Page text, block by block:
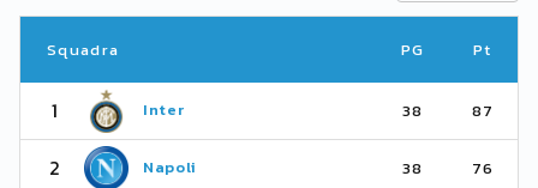
Squadra PG Pt
1 Inter 38 87
2 Napoli 38 76